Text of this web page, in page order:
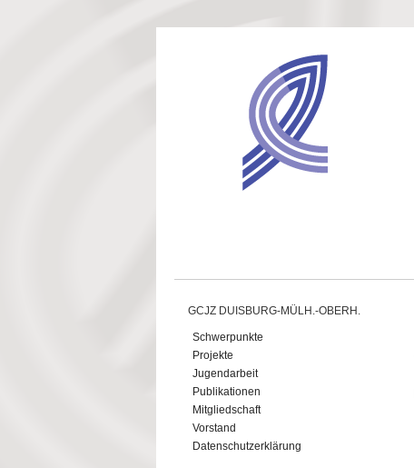
GCJZ DUISBURG-MÜLH.-OBERH.
Schwerpunkte
Projekte
Jugendarbeit
Publikationen
Mitgliedschaft
Vorstand
Datenschutzerklärung